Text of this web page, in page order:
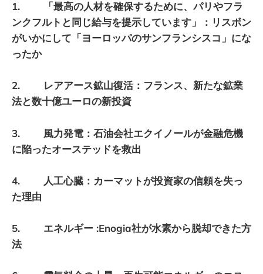
1. 「最高の人材を確保するために、パリやフラ
ンクフルトと同じ給与を提示しています」：リスボン
がいかにして「ヨーロッパのサンフランシスコ」にな
ったか
2. レアアース鉱山復活：フランス、新たな鉱業
法と数十億ユーロの新投資
3. 風力発電：石油会社エクイノールが金融危機
に陥ったオーステッドを救出
4. 人工心臓：カーマットが投資家の信頼を失っ
た理由
5. エネルギー :Enogia社が水素から脱却できた方
法